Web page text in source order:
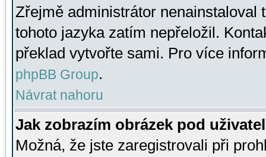
Zřejmě administrátor nenainstaloval
tohoto jazyka zatím nepřeložil.
překlad vytvořte sami. Pro více
phpBB Group.
Návrat nahoru
Jak zobrazím obrázek pod
Možná, že jste zaregistrovali při